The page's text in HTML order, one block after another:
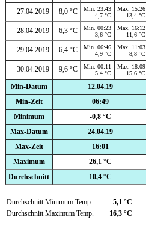
27.04.2019 8,0 °C
Min. 23:43
4,7 °C
Max. 15:26
13,4 °C
28.04.2019 6,3 °C
Min. 00:23
3,6 °C
Max. 16:12
11,6 °C
29.04.2019 6,4 °C
Min. 06:46
4,9 °C
Max. 11:03
8,8 °C
30.04.2019 9,6 °C
Min. 00:11
5,4 °C
Max. 18:09
15,6 °C
Min-Datum 12.04.19
Min-Zeit
06:49
Minimum
-0,8 °C
Max-Datum
24.04.19
Max-Zeit
16:01
Maximum
26,1 °C
Durchschnitt
10,4 °C
Durchschnitt Minimum Temp.
5,1 °C
Durchschnitt Maximum Temp.
16,3 °C